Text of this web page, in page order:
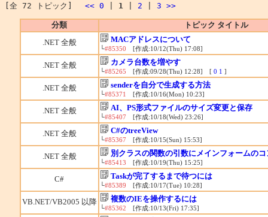
[全 72 トピック] << 0 1 2 3 >>
分類 トピック タイトル
.NET 全般 MACアドレスについて
└#85350 [作成:10/12(Thu) 17:08]
.NET 全般 カメラ台数を増やす
└#85265 [作成:09/28(Thu) 12:28] [ 0 1
.NET 全般 senderを自分で生成する方法
└#85371 [作成:10/16(Mon) 10:23]
.NET 全般 AI、PS形式ファイルのサイズ変更と保存
└#85407 [作成:10/18(Wed) 23:26]
.NET 全般 C#のtreeView
└#85367 [作成:10/15(Sun) 15:53]
.NET 全般 別クラスの関数の引数にメインフォームの
└#85413 [作成:10/19(Thu) 15:25]
C# Taskが完了するまで待つには
└#85389 [作成:10/17(Tue) 10:28]
VB.NET/VB2005 以降 複数のIEを操作するには
└#85362 [作成:10/13(Fri) 17:35]